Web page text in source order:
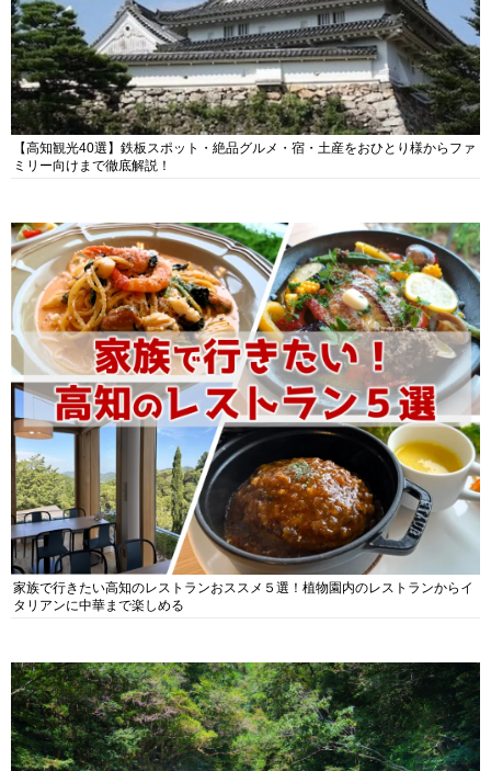
【高知観光40選】鉄板スポット・絶品グルメ・宿・土産をおひとり様からファ
ミリー向けまで徹底解説！
家族で行きたい高知のレストランおススメ５選！植物園内のレストランからイ
タリアンに中華まで楽しめる